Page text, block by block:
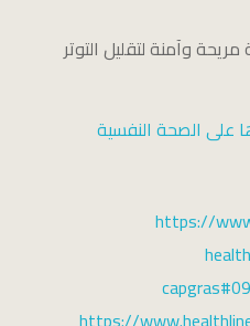
مريحة وآمنة لتقليل التوتر
على الصحة النفسية
https://